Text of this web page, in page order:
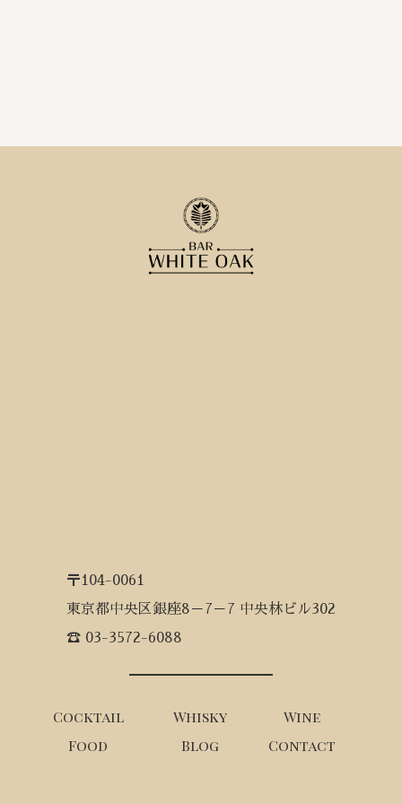
〒104-0061
東京都中央区銀座8－7－7 中央林ビル302
☎ 03-3572-6088
Cocktail Whisky
Wine
Food
Blog Contact